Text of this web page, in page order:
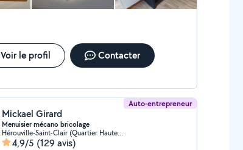
Voir le profil Contacter
Auto-entrepreneur
Mickael Girard
Menuisier mécano bricolage
Hérouville-Saint-Clair (Quartier Haute Folie et Centre Ville)
4,9/5 (129 avis)